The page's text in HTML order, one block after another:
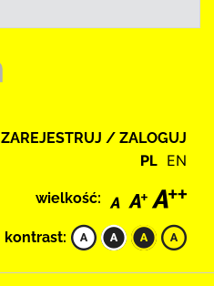
ZAREJESTRUJ / ZALOGUJ
PL EN
wielkość:
kontrast: